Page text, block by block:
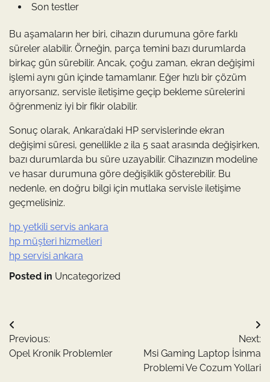
Son testler
Bu aşamaların her biri, cihazın durumuna göre farklı
süreler alabilir. Örneğin, parça temini bazı durumlarda
birkaç gün sürebilir. Ancak, çoğu zaman, ekran değişimi
işlemi aynı gün içinde tamamlanır. Eğer hızlı bir çözüm
arıyorsanız, servisle iletişime geçip bekleme sürelerini
öğrenmeniz iyi bir fikir olabilir.
Sonuç olarak, Ankara’daki HP servislerinde ekran
değişimi süresi, genellikle 2 ila 5 saat arasında değişirken,
bazı durumlarda bu süre uzayabilir. Cihazınızın modeline
ve hasar durumuna göre değişiklik gösterebilir. Bu
nedenle, en doğru bilgi için mutlaka servisle iletişime
geçmelisiniz.
hp yetkili servis ankara
hp müşteri hizmetleri
hp servisi ankara
Posted in Uncategorized
Yazı
gezinmesi
Previous:
Opel Kronik Problemler
Next:
Msi Gaming Laptop İsinma
Problemi Ve Cozum Yollari